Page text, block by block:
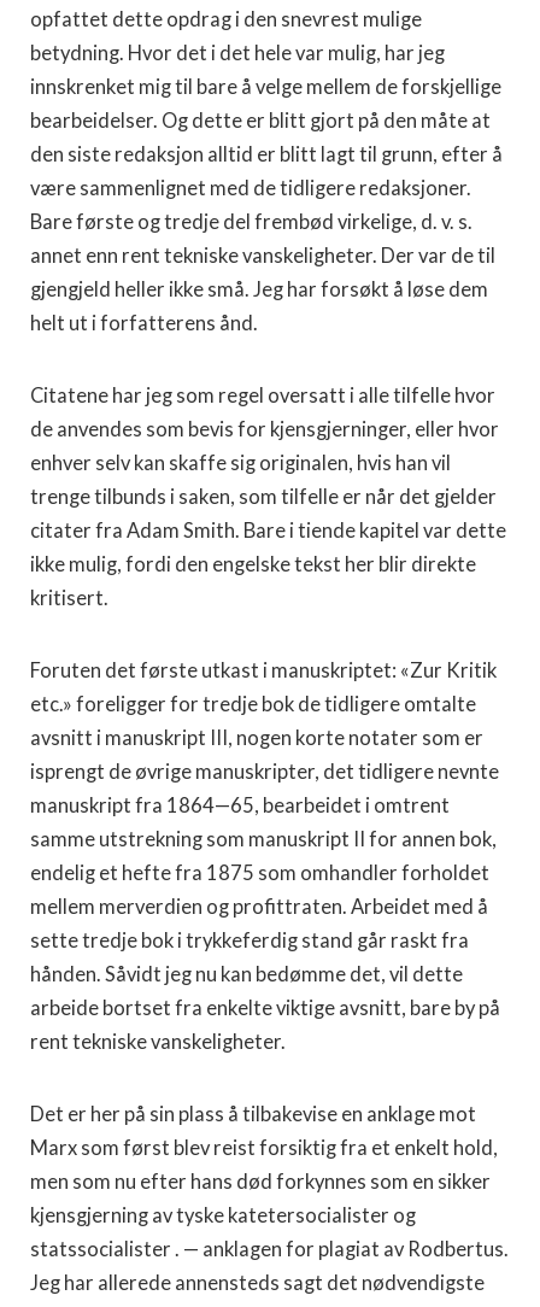
opfattet dette opdrag i den snevrest mulige
betydning. Hvor det i det hele var mulig, har jeg
innskrenket mig til bare å velge mellem de for­skjellige
bearbeidelser. Og dette er blitt gjort på den måte at
den siste redaksjon alltid er blitt lagt til grunn, efter å
være sammenlignet med de tidligere redaksjoner.
Bare første og tredje del frembød virkelige, d. v. s.
annet enn rent tekniske vanskeligheter. Der var de til
gjengjeld heller ikke små. Jeg har forsøkt å løse dem
helt ut i forfatterens ånd.
Citatene har jeg som regel oversatt i alle tilfelle hvor
de anvendes som bevis for kjensgjerninger, eller hvor
enhver selv kan skaffe sig originalen, hvis han vil
trenge tilbunds i saken, som tilfelle er når det gjelder
citater fra Adam Smith. Bare i tiende kapitel var dette
ikke mulig, fordi den engelske tekst her blir direkte
kritisert.
Foruten det første utkast i manuskriptet: «Zur Kritik
etc.» foreligger for tredje bok de tidligere omtalte
avsnitt i manu­skript III, nogen korte notater som er
isprengt de øvrige ma­nuskripter, det tidligere nevnte
manuskript fra 1864—65, be­arbeidet i omtrent
samme utstrekning som manuskript II for annen bok,
endelig et hefte fra 1875 som omhandler forholdet
mellem merverdien og profittraten. Arbeidet med å
sette tredje bok i trykkeferdig stand går raskt fra
hånden. Såvidt jeg nu kan bedømme det, vil dette
arbeide bortset fra enkelte viktige avsnitt, bare by på
rent tekniske vanskeligheter.
Det er her på sin plass å tilbakevise en anklage mot
Marx som først blev reist forsiktig fra et enkelt hold,
men som nu efter hans død forkynnes som en sikker
kjensgjerning av tyske katetersocialister og
statssocialister . — anklagen for plagiat av Rodbertus.
Jeg har allerede annensteds sagt det nødvendigste